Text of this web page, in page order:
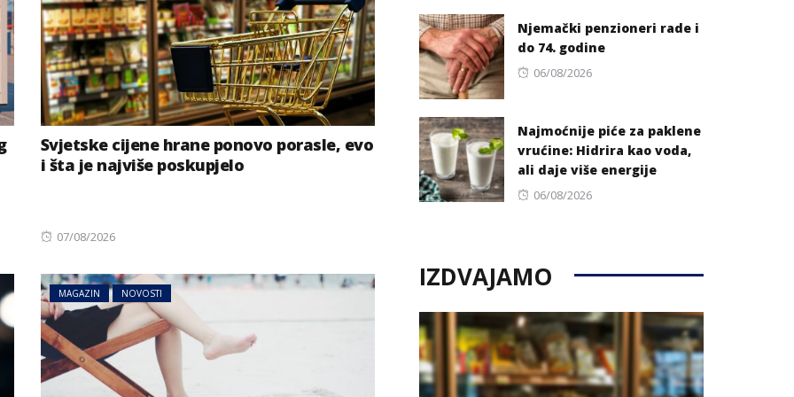
Svjetske cijene hrane ponovo porasle, evo
i šta je najviše poskupjelo
Posted
07/08/2026
MAGAZIN NOVOSTI
Njemački penzioneri rade i
do 74. godine
Posted
06/08/2026
Najmoćnije piće za paklene
vrućine: Hidrira kao voda,
ali daje više energije
Posted
06/08/2026
IZDVAJAMO